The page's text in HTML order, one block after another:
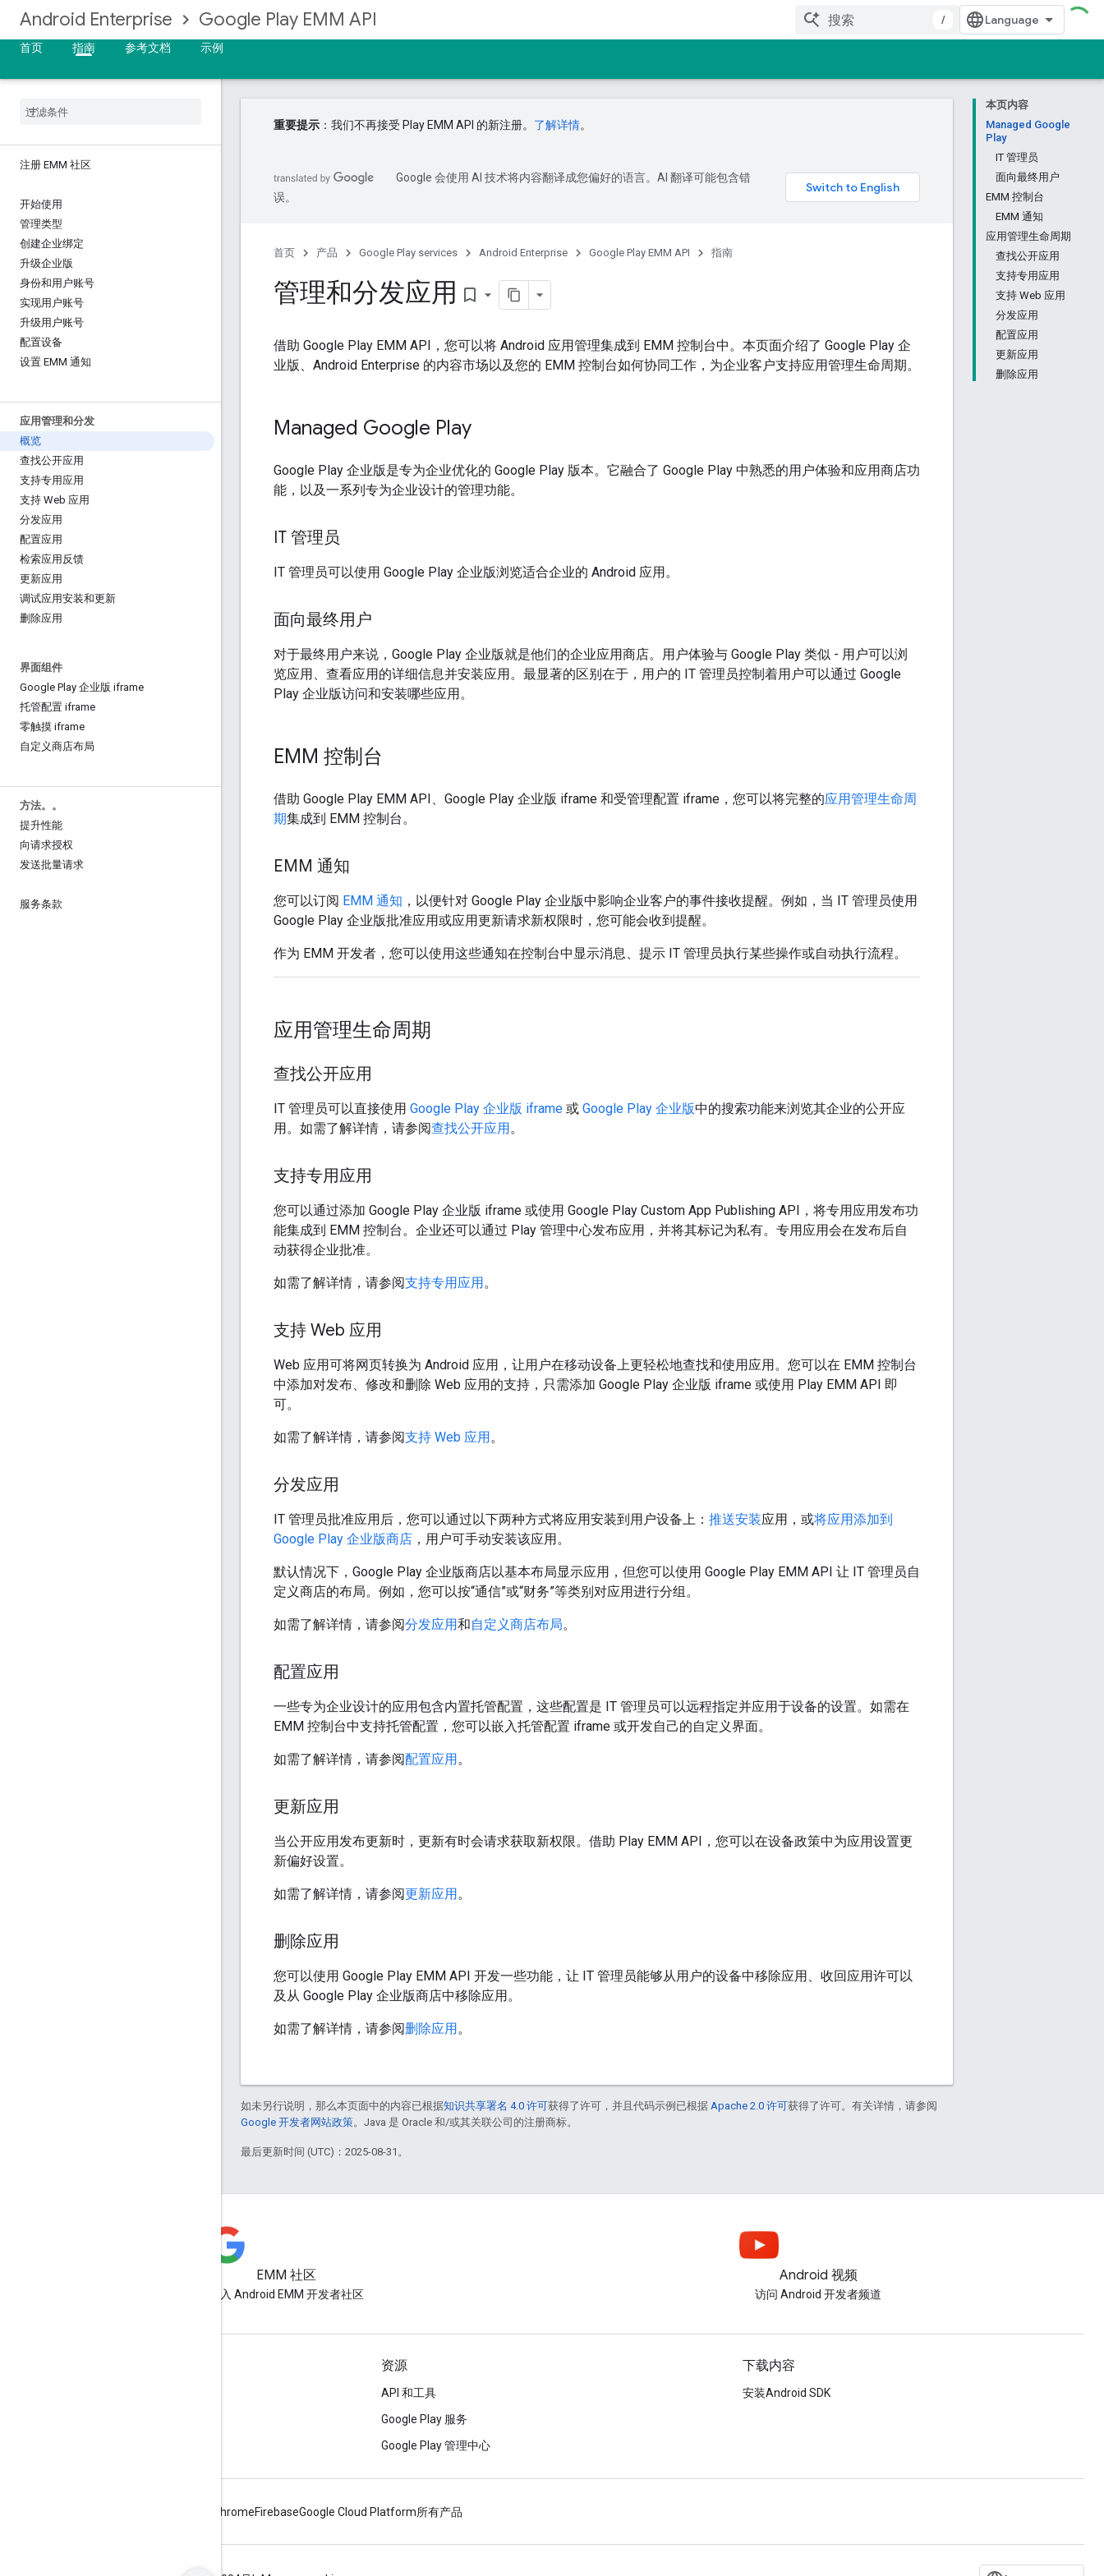
Android Enterprise Google Play EMM API
/
首页
指南 参考文档 示例
注册 EMM 社区
开始使用
管理类型
创建企业绑定
升级企业版
身份和用户账号
实现用户账号
升级用户账号
配置设备
设置 EMM 通知
应用管理和分发
概览
查找公开应用
支持专用应用
支持 Web 应用
分发应用
配置应用
检索应用反馈
更新应用
调试应用安装和更新
删除应用
界面组件
Google Play 企业版 iframe
托管配置 iframe
零触摸 iframe
自定义商店布局
方法。。
提升性能
向请求授权
发送批量请求
服务条款
本页内容
Managed Google
Play
IT 管理员
面向最终用户
EMM 控制台
EMM 通知
应用管理生命周期
查找公开应用
支持专用应用
支持 Web 应用
分发应用
配置应用
更新应用
删除应用
重要提示 ：我们不再接受 Play EMM API 的新注册。 了解详情。
Google 会使用 AI 技术将内容翻译成您偏好的语言。AI 翻译可能包含错
误。
首页 产品 Google Play services Android Enterprise Google Play EMM API 指南
管理和分发应用 bookmark_border
借助 Google Play EMM API，您可以将 Android 应用管理集成到 EMM 控制台中。本页面介绍了 Google Play 企
业版、Android Enterprise 的内容市场以及您的 EMM 控制台如何协同工作，为企业客户支持应用管理生命周期。
Managed Google Play
Google Play 企业版是专为企业优化的 Google Play 版本。它融合了 Google Play 中熟悉的用户体验和应用商店功
能，以及一系列专为企业设计的管理功能。
IT 管理员
IT 管理员可以使用 Google Play 企业版浏览适合企业的 Android 应用。
面向最终用户
对于最终用户来说，Google Play 企业版就是他们的企业应用商店。用户体验与 Google Play 类似 - 用户可以浏
览应用、查看应用的详细信息并安装应用。最显著的区别在于，用户的 IT 管理员控制着用户可以通过 Google
Play 企业版访问和安装哪些应用。
EMM 控制台
借助 Google Play EMM API、Google Play 企业版 iframe 和受管理配置 iframe，您可以将完整的应用管理生命周
期集成到 EMM 控制台。
EMM 通知
您可以订阅 EMM 通知 ，以便针对 Google Play 企业版中影响企业客户的事件接收提醒。例如，当 IT 管理员使用
Google Play 企业版批准应用或应用更新请求新权限时，您可能会收到提醒。
作为 EMM 开发者，您可以使用这些通知在控制台中显示消息、提示 IT 管理员执行某些操作或自动执行流程。
应用管理生命周期
查找公开应用
IT 管理员可以直接使用 Google Play 企业版 iframe 或 Google Play 企业版中的搜索功能来浏览其企业的公开应
用。如需了解详情，请参阅查找公开应用。
支持专用应用
您可以通过添加 Google Play 企业版 iframe 或使用 Google Play Custom App Publishing API，将专用应用发布功
能集成到 EMM 控制台。企业还可以通过 Play 管理中心发布应用，并将其标记为私有。专用应用会在发布后自
动获得企业批准。
如需了解详情，请参阅支持专用应用。
支持 Web 应用
Web 应用可将网页转换为 Android 应用，让用户在移动设备上更轻松地查找和使用应用。您可以在 EMM 控制台
中添加对发布、修改和删除 Web 应用的支持，只需添加 Google Play 企业版 iframe 或使用 Play EMM API 即
可。
如需了解详情，请参阅支持 Web 应用。
分发应用
IT 管理员批准应用后，您可以通过以下两种方式将应用安装到用户设备上： 推送安装应用，或将应用添加到
Google Play 企业版商店 ，用户可手动安装该应用。
默认情况下，Google Play 企业版商店以基本布局显示应用，但您可以使用 Google Play EMM API 让 IT 管理员自
定义商店的布局。例如，您可以按“通信”或“财务”等类别对应用进行分组。
如需了解详情，请参阅分发应用和自定义商店布局。
配置应用
一些专为企业设计的应用包含内置托管配置，这些配置是 IT 管理员可以远程指定并应用于设备的设置。如需在
EMM 控制台中支持托管配置，您可以嵌入托管配置 iframe 或开发自己的自定义界面。
如需了解详情，请参阅配置应用。
更新应用
当公开应用发布更新时，更新有时会请求获取新权限。借助 Play EMM API，您可以在设备政策中为应用设置更
新偏好设置。
如需了解详情，请参阅更新应用。
删除应用
您可以使用 Google Play EMM API 开发一些功能，让 IT 管理员能够从用户的设备中移除应用、收回应用许可以
及从 Google Play 企业版商店中移除应用。
如需了解详情，请参阅删除应用。
如未另行说明，那么本页面中的内容已根据知识共享署名 4.0 许可获得了许可，并且代码示例已根据 Apache 2.0 许可获得了许可。有关详情，请参阅
Google 开发者网站政策。Java 是 Oracle 和/或其关联公司的注册商标。
最后更新时间 (UTC)：2025-08-31。
EMM 社区
加入 Android EMM 开发者社区
Android 视频
访问 Android 开发者频道
资源
API 和工具
Google Play 服务
Google Play 管理中心
下载内容
安装Android SDK
ChromeFirebaseGoogle Cloud Platform所有产品